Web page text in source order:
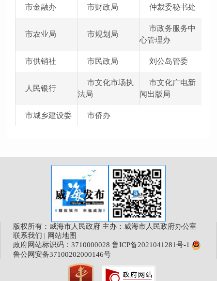
市金融办 市财政局 仲裁委秘书处
市农业局 市规划局
市政务服务中
心管理办
市供销社 市民政局 刘公岛管委
人民银行
市文化市场执
法局
市文化广电新
闻出版局
市城乡建设委 市侨办
版权所有：威海市人民政府 主办：威海市人民政府办公室
联系我们 | 网站地图
政府网站标识码：3710000028 鲁ICP备2021041281号-1
鲁公网安备37100202000146号